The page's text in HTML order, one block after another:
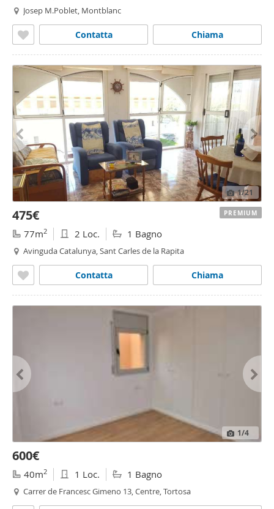
Josep M.Poblet, Montblanc
Chiama
Contatta
1/21
475€
77m2 2 Loc. 1 Bagno
Avinguda Catalunya, Sant Carles de la Rapita
Chiama
Contatta
PREMIUM
1/4
600€
40m2 1 Loc. 1 Bagno
Carrer de Francesc Gimeno 13, Centre, Tortosa